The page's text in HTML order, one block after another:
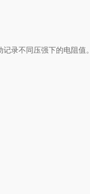
录不同压强下的电阻值。